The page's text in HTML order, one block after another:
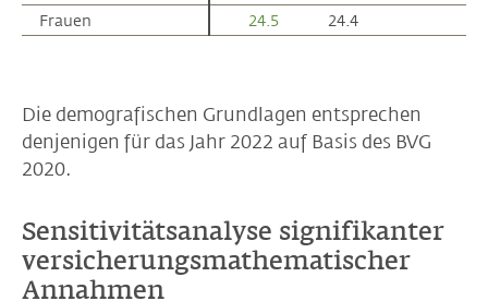
Frauen
24.5 24.4
Frauen
Die demografischen Grundlagen entsprechen
denjenigen für das Jahr 2022 auf Basis des BVG
2020.
Sensitivitätsanalyse signifikanter
versicherungsmathematischer
Annahmen